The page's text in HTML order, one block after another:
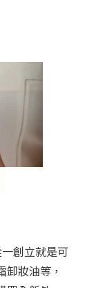
創立就是可
妝油等，